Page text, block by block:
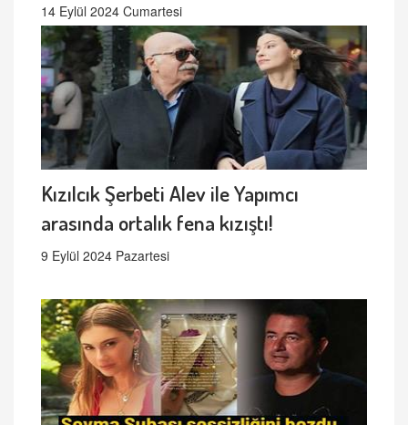
14 Eylül 2024 Cumartesi
Kızılcık Şerbeti Alev ile Yapımcı
arasında ortalık fena kızıştı!
9 Eylül 2024 Pazartesi